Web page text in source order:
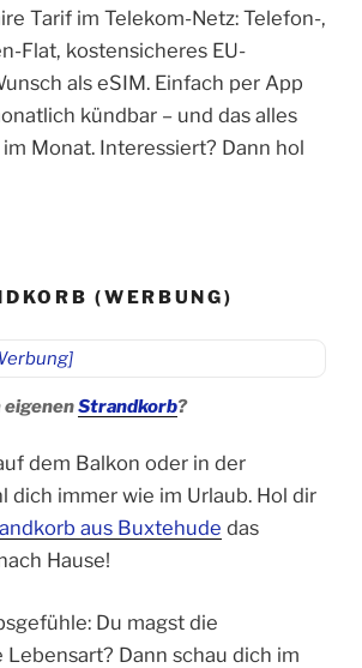
Tarif im Telekom-Netz: Telefon-,
Flat, kostensicheres EU-
als eSIM. Einfach per App
kündbar – und das alles
Monat. Interessiert? Dann hol
(WERBUNG)
eigenenStrandkorb?
dem Balkon oder in der
dich immer wie im Urlaub. Hol dir
aus Buxtehude das
Hause!
Du magst die
Lebensart? Dann schau dich im